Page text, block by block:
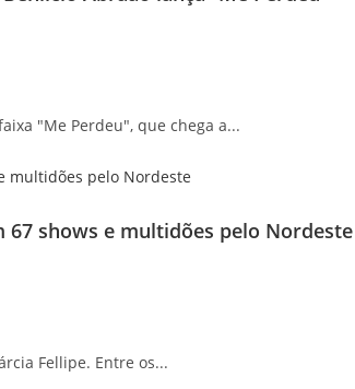
"Me Perdeu", que chega a...
67 shows e multidões pelo Nordeste
Fellipe. Entre os...